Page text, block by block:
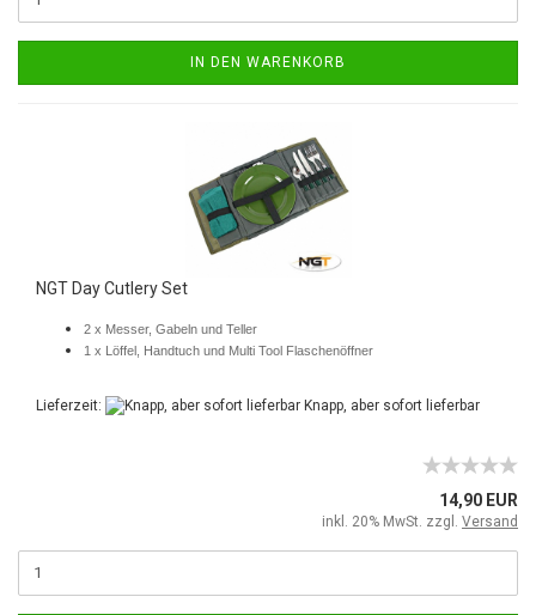
IN DEN WARENKORB
NGT Day Cutlery Set
2 x Messer, Gabeln und Teller
1 x Löffel, Handtuch und Multi Tool Flaschenöffner
Lieferzeit: Knapp, aber sofort lieferbar
14,90 EUR
inkl. 20% MwSt. zzgl. Versand